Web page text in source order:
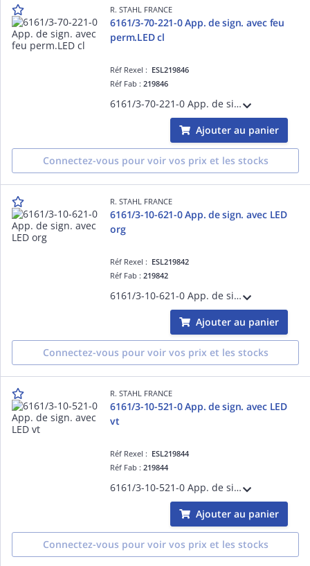
R. STAHL FRANCE
6161/3-70-221-0 App. de sign. avec feu
perm.LED cl
Réf Rexel : ESL219846
Réf Fab :219846
6161/3-70-221-0 App. de sign. avec feu perm.LED cl
Ajouter au panier
Connectez-vous pour voir vos prix et les stocks
R. STAHL FRANCE
6161/3-10-621-0 App. de sign. avec LED
org
Réf Rexel : ESL219842
Réf Fab :219842
6161/3-10-621-0 App. de sign. avec LED org
Ajouter au panier
Connectez-vous pour voir vos prix et les stocks
R. STAHL FRANCE
6161/3-10-521-0 App. de sign. avec LED
vt
Réf Rexel : ESL219844
Réf Fab :219844
6161/3-10-521-0 App. de sign. avec LED vt
Ajouter au panier
Connectez-vous pour voir vos prix et les stocks